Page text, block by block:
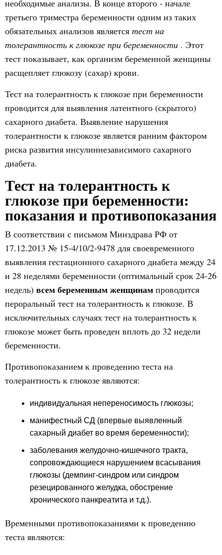
необходимые анализы. В конце второго - начале
третьего триместра беременности одним из таких
обязательных анализов является тест на
толерантность к глюкозе при беременности . Этот
тест показывает, как организм беременной женщины
расщепляет глюкозу (сахар) крови.
Тест на толерантность к глюкозе при беременности
проводится для выявления латентного (скрытого)
сахарного диабета. Выявление нарушения
толерантности к глюкозе является ранним фактором
риска развития инсулиннезависимого сахарного
диабета.
Тест на толерантность к
глюкозе при беременности:
показания и противопоказания
В соответствии с письмом Минздрава РФ от
17.12.2013 № 15-4/10/2-9478 для своевременного
выявления гестационного сахарного диабета между 24
и 28 неделями беременности (оптимальный срок 24-26
недель) всем беременным женщинам проводится
пероральный тест на толерантность к глюкозе. В
исключительных случаях тест на толерантность к
глюкозе может быть проведен вплоть до 32 недели
беременности.
Противопоказанием к проведению теста на
толерантность к глюкозе являются:
индивидуальная непереносимость глюкозы;
манифестный СД (впервые выявленный
сахарный диабет во время беременности);
заболевания желудочно-кишечного тракта,
сопровождающиеся нарушением всасывания
глюкозы (демпинг-синдром или синдром
резецированного желудка, обострение
хронического панкреатита и т.д.).
Временными противопоказаниями к проведению
теста являются: